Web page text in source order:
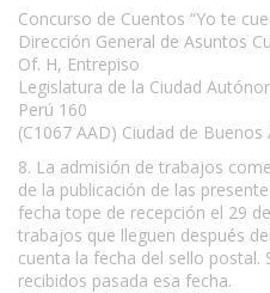
Concurso de Cuentos “Yo te
Dirección General de Asuntos
Of. H, Entrepiso
Legislatura de la Ciudad
Perú 160
(C1067 AAD) Ciudad de Buenos
8. La admisión de trabajos
de la publicación de las
fecha tope de recepción el 29
trabajos que lleguen después
cuenta la fecha del sello postal.
recibidos pasada esa fecha.